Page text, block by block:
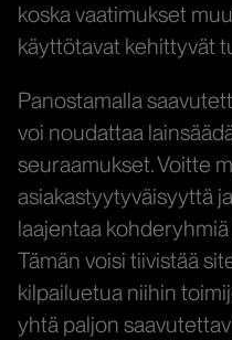
koska vaatimukset
käyttötavat kehittyvät
Panostamalla
voi noudattaa
seuraamukset. Voitte
asiakastyytyväisyyttä
laajentaa
Tämän voisi tiivistää
kilpailuetua niihin
yhtä paljon